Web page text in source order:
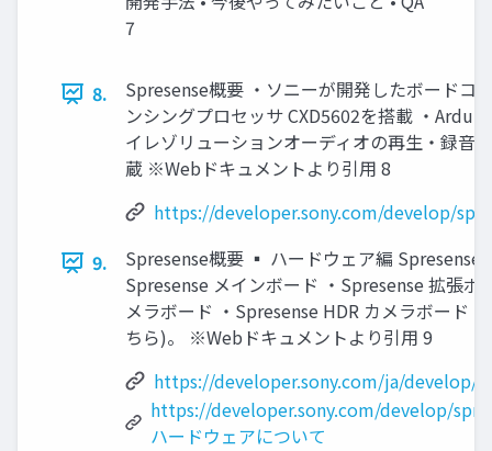
7
8.
Spresense概要 ・ソニーが開発したボードコ
ンシングプロセッサ CXD5602を搭載 ・
イレゾリューションオーディオの再生・録音
蔵 ※Webドキュメントより引用 8
https://developer.sony.com/develop/
9.
Spresense概要 ▪ ハードウェア編 Spresense
Spresense メインボード ・Spresense 拡張
メラボード ・Spresense HDR カメラボード
ちら)。 ※Webドキュメントより引用 9
https://developer.sony.com/ja/develop/
https://developer.sony.com/develop/
ハードウェアについて